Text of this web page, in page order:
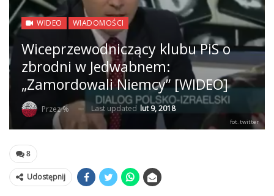
WIDEO WIADOMOŚCI
Wiceprzewodniczący klubu PiS o
zbrodni w Jedwabnem:
„Zamordowali Niemcy” [WIDEO]
Przez % Last updated lut 9, 2018
fot. twitter
8
Udostępnij